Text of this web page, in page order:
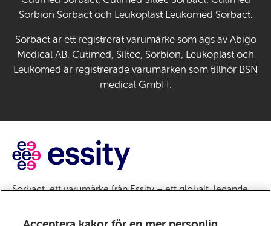
Sorbion Sorbact och Leukoplast Leukomed Sorbact.
Sorbact är ett registrerat varumärke som ägs av Abigo
Medical AB. Cutimed, Siltec, Sorbion, Leukoplast och
Leukomed är registrerade varumärken som tillhör BSN
medical GmbH.
Sorbact, ett varumärke från Essity – ett globalt, ledande
människor världen över våra produkter, lösningar och